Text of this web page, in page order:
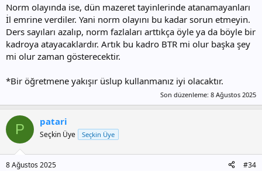
Norm olayında ise, dün mazeret tayinlerinde atanamayanları
İl emrine verdiler. Yani norm olayını bu kadar sorun etmeyin.
Ders sayıları azalıp, norm fazlaları arttıkça öyle ya da böyle bir
kadroya atayacaklardır. Artık bu kadro BTR mi olur başka şey
mi olur zaman gösterecektir.
*Bir öğretmene yakışır üslup kullanmanız iyi olacaktır.
Son düzenleme: 8 Ağustos 2025
P patari
Seçkin Üye Seçkin Üye
8 Ağustos 2025 #34